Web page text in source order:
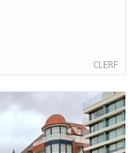
CLERF